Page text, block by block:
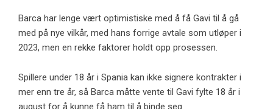
Barca har lenge vært optimistiske med å få Gavi til å gå
med på nye vilkår, med hans forrige avtale som utløper i
2023, men en rekke faktorer holdt opp prosessen.
Spillere under 18 år i Spania kan ikke signere kontrakter i
mer enn tre år, så Barca måtte vente til Gavi fylte 18 år i
august for å kunne få ham til å binde seg.